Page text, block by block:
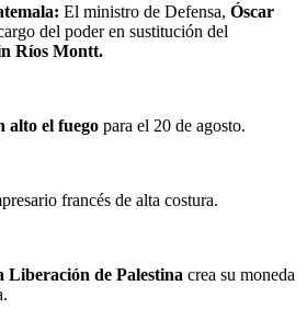
El ministro de Defensa, Óscar
del poder en sustitución del
Ríos Montt.
alto el fuego para el 20 de agosto.
francés de alta costura.
Liberación de Palestina crea su moneda